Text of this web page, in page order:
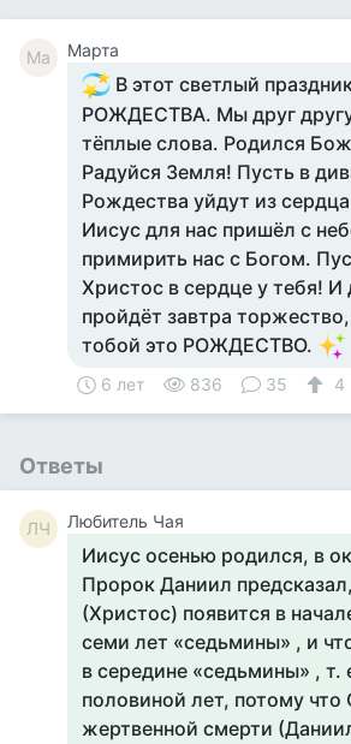
Ма Марта
В этот светлый
РОЖДЕСТВА. Мы друг
тёплые слова. Родился
Радуйся Земля! Пусть в
Рождества уйдут из
Иисус для нас пришёл с
примирить нас с Богом.
Христос в сердце у тебя! И
пройдёт завтра
тобой это РОЖДЕСТВО.
6 лет 836 35 4
Ответы
ЛЧ Любитель Чая
Иисус осенью родился, в
Пророк Даниил
(Христос) появится в
семи лет «седьмины» , и
в середине «седьмины» , т.
половиной лет, потому что
жертвенной смерти